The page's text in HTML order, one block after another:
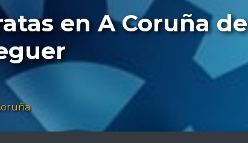
en A Coruña de